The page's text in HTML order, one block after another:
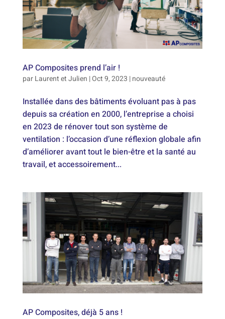
AP Composites prend l’air !
parLaurent et Julien |Oct 9, 2023 |nouveauté
Installée dans des bâtiments évoluant pas à pas
depuis sa création en 2000, l’entreprise a choisi
en 2023 de rénover tout son système de
ventilation : l’occasion d’une réflexion globale afin
d’améliorer avant tout le bien-être et la santé au
travail, et accessoirement...
AP Composites, déjà 5 ans !